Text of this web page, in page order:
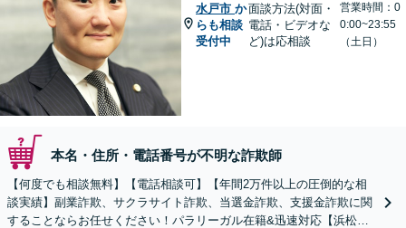
水戸市 か
らも相談
受付中
面談方法(対面・
電話・ビデオな
ど)は応相談
営業時間：0
0:00~23:55
（土日）
本名・住所・電話番号が不明な詐欺師
【何度でも相談無料】【電話相談可】【年間2万件以上の圧倒的な相
談実績】副業詐欺、サクラサイト詐欺、当選金詐欺、支援金詐欺に関
することならお任せください！パラリーガル在籍&迅速対応【浜松町